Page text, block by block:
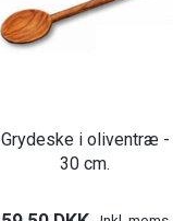
Grydeske i oliventræ -
30 cm.